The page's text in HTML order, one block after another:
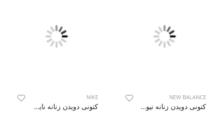
NEW BALANCE
کتونی دویدن زنانه نیو بالانس Ultra NB W
NIKE
کتونی دویدن زنانه نایک Nike Zoom Winflo 9x W